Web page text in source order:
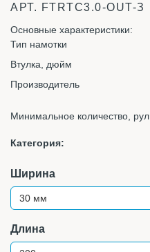
АРТ. FTRТС3.0-OUT-З
Основные характеристики:
Тип намотки
Втулка, дюйм
Производитель
Минимальное количество, рул
Категория:
Ширина
Длина